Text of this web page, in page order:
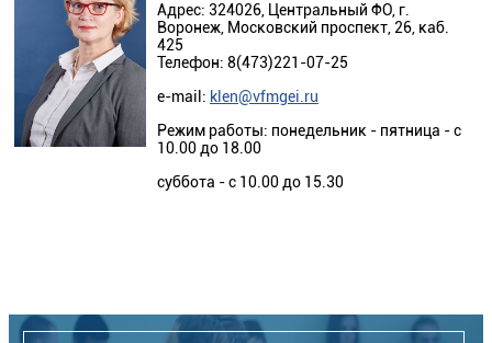
Адрес: 324026, Центральный ФО, г.
Воронеж, Московский проспект, 26, каб.
425
Телефон: 8(473)221-07-25
e-mail: klen@vfmgei.ru
Режим работы: понедельник - пятница - с
10.00 до 18.00
суббота - с 10.00 до 15.30